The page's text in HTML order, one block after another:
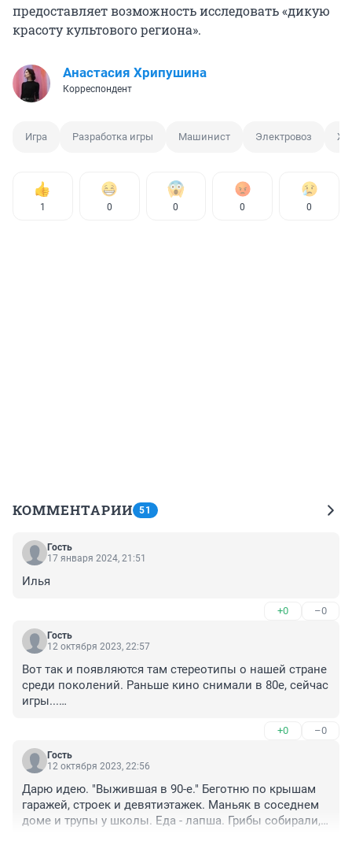
предоставляет возможность исследовать «дикую
красоту культового региона».
Анастасия Хрипушина
Корреспондент
Игра Разработка игры Машинист Электровоз
1 0 0 0 0
КОММЕНТАРИИ 51
Гость
17 января 2024, 21:51
Илья
+0 –0
Гость
12 октября 2023, 22:57
Вот так и появляются там стереотипы о нашей стране
среди поколений. Раньше кино снимали в 80е, сейчас
игры...
+0 –0
Гость
12 октября 2023, 22:56
Дарю идею. "Выжившая в 90-е." Беготню по крышам
гаражей, строек и девятиэтажек. Маньяк в соседнем
доме и трупы у школы. Еда - лапша. Грибы собирали,